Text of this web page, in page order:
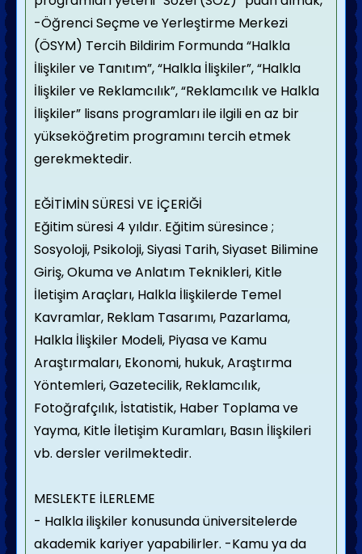
-Öğrenci Seçme ve Yerleştirme Merkezi
(ÖSYM) Tercih Bildirim Formunda “Halkla
İlişkiler ve Tanıtım”, “Halkla İlişkiler”, “Halkla
İlişkiler ve Reklamcılık”, “Reklamcılık ve Halkla
İlişkiler” lisans programları ile ilgili en az bir
yükseköğretim programını tercih etmek
gerekmektedir.
EĞİTİMİN SÜRESİ VE İÇERİĞİ
Eğitim süresi 4 yıldır. Eğitim süresince ;
Sosyoloji, Psikoloji, Siyasi Tarih, Siyaset Bilimine
Giriş, Okuma ve Anlatım Teknikleri, Kitle
İletişim Araçları, Halkla İlişkilerde Temel
Kavramlar, Reklam Tasarımı, Pazarlama,
Halkla İlişkiler Modeli, Piyasa ve Kamu
Araştırmaları, Ekonomi, hukuk, Araştırma
Yöntemleri, Gazetecilik, Reklamcılık,
Fotoğrafçılık, İstatistik, Haber Toplama ve
Yayma, Kitle İletişim Kuramları, Basın İlişkileri
vb. dersler verilmektedir.
MESLEKTE İLERLEME
- Halkla ilişkiler konusunda üniversitelerde
akademik kariyer yapabilirler. -Kamu ya da